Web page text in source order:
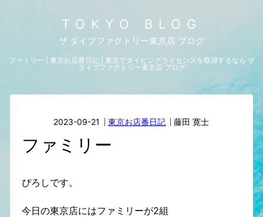
TOKYO BLOG
ザ ダイブファクトリー東京店 ブログ
ファミリー | 東京お店番日記 | 東京でダイビングライセンスを取得するなら ザ
ダイブファクトリー東京店 ブログ
2023-09-21 東京お店番日記 藤田 寛士
ファミリー
ぴろしです。
今日の東京店にはファミリーが2組